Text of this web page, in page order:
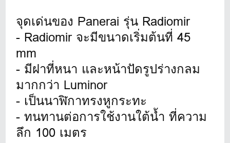
จุดเด่นของ Panerai รุ่น Radiomir
- Radiomir จะมีขนาดเริ่มต้นที่ 45
mm
- มีฝาที่หนา และหน้าปัดรูปร่างกลม
มากกว่า Luminor
- เป็นนาฬิกาทรงหูกระทะ
- ทนทานต่อการใช้งานใต้น้ำ ที่ความ
ลึก 100 เมตร